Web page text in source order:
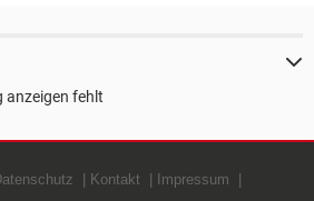
anzeigen fehlt
Kontakt Impressum